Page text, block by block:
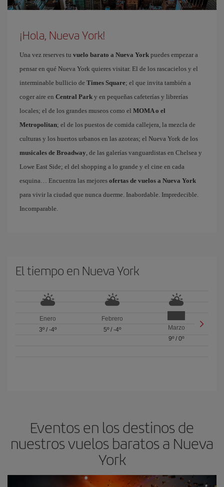
¡Hola, Nueva York!
Una vez reserves tu vuelo barato a Nueva York puedes empezar a
pensar en qué Nueva York quieres visitar. El de los rascacielos y el
interminable bullicio de Times Square; el que invita también a
coger aire en Central Park y en pequeñas cafeterías y librerías
locales; el de los grandes museos como el MOMA o el
Metropolitan; el de los puestos de comida callejera, la mezcla de
culturas y los huertos urbanos en las azoteas; el Nueva York de los
musicales de Broadway, de las galerías vanguardistas en Chelsea y
Lowe East Side; el del shopping a lo grande y el cine en cada
esquina… Encuentra las mejores ofertas de vuelos a Nueva York
para vivir la ciudad que nunca duerme. Inabordable. Impredecible.
Incomparable.
El tiempo en Nueva York
Enero
3º/ -4º
Febrero
5º/ -4º
Marzo
9º /0º
Eventos en los destinos de
nuestros vuelos baratos a Nueva
York